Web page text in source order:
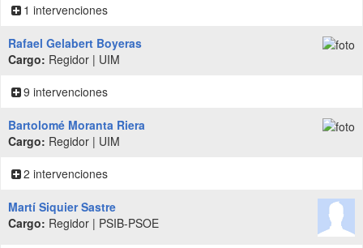
1 intervenciones
Rafael Gelabert Boyeras
Cargo: Regidor | UIM
9 intervenciones
Bartolomé Moranta Riera
Cargo: Regidor | UIM
2 intervenciones
Martí Siquier Sastre
Cargo: Regidor | PSIB-PSOE